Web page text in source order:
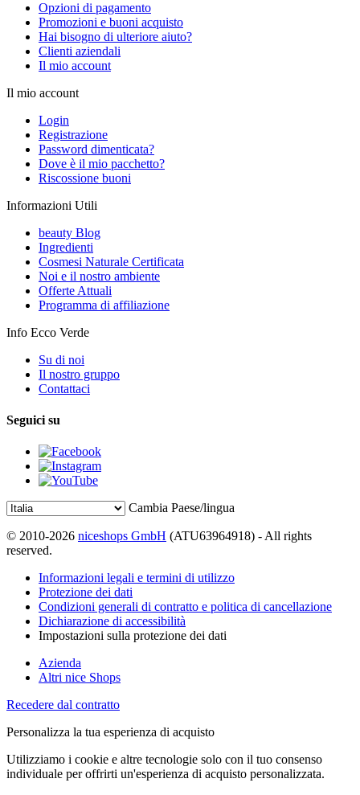
Opzioni di pagamento
Promozioni e buoni acquisto
Hai bisogno di ulteriore aiuto?
Clienti aziendali
Il mio account
Il mio account
Login
Registrazione
Password dimenticata?
Dove è il mio pacchetto?
Riscossione buoni
Informazioni Utili
beauty Blog
Ingredienti
Cosmesi Naturale Certificata
Noi e il nostro ambiente
Offerte Attuali
Programma di affiliazione
Info Ecco Verde
Su di noi
Il nostro gruppo
Contattaci
Seguici su
Cambia Paese/lingua
© 2010-2026 niceshops GmbH (ATU63964918) - All rights
reserved.
Informazioni legali e termini di utilizzo
Protezione dei dati
Condizioni generali di contratto e politica di cancellazione
Dichiarazione di accessibilità
Impostazioni sulla protezione dei dati
Azienda
Altri nice Shops
Recedere dal contratto
Personalizza la tua esperienza di acquisto
Utilizziamo i cookie e altre tecnologie solo con il tuo consenso
individuale per offrirti un'esperienza di acquisto personalizzata.